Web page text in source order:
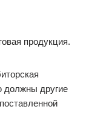
продукция.
должны другие